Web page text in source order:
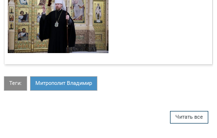
Теги: Митрополит Владимир
Читать все